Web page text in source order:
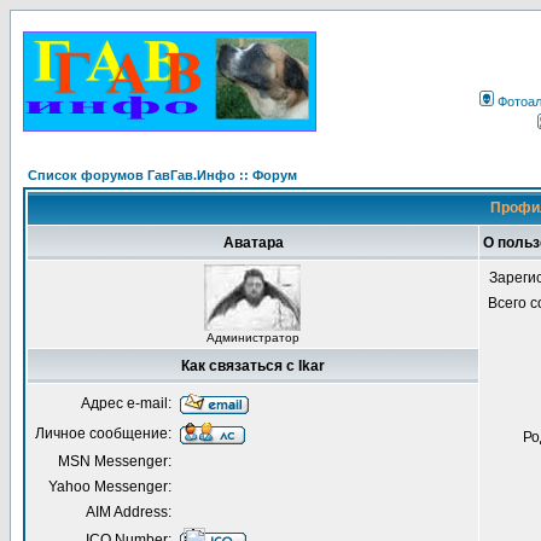
Список форумов ГавГав.Инфо :: Форум
Аватара О
Администратор
Всего
Как связаться с Ikar
Адрес e-mail:
Личное сообщение:
MSN Messenger:
Yahoo Messenger:
AIM Address: